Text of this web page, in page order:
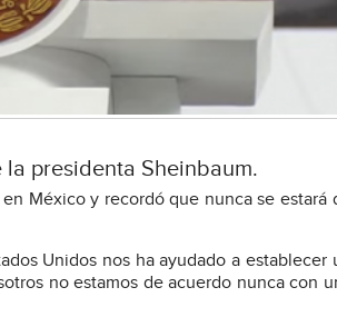
presidenta Sheinbaum.
México y recordó que nunca se estará
Unidos nos ha ayudado a establecer
no estamos de acuerdo nunca con